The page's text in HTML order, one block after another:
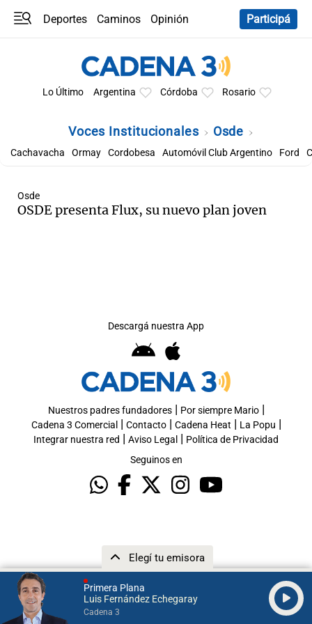
Primera Plana
Luis Fernández Echegaray
Cadena 3
Elegí tu emisora
Deportes Caminos
Opinión
Participá
Lo Último Argentina Córdoba Rosario
Voces Institucionales Osde
Cachavacha Ormay Cordobesa Automóvil Club Argentino Ford
Osde
OSDE presenta Flux, su nuevo plan joven
Descargá nuestra App
Nuestros padres fundadores| Por siempre Mario|
Cadena 3 Comercial | Contacto| Cadena Heat | La Popu |
Integrar nuestra red | Aviso Legal | Política de Privacidad
Seguinos en